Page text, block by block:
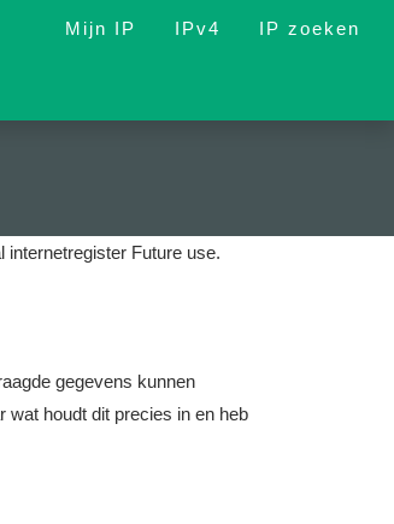
Mijn IP IPv4 IP zoeken
internetregister Future use.
gegevens kunnen
houdt dit precies in en heb